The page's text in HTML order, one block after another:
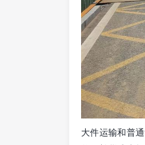
大件运输和普